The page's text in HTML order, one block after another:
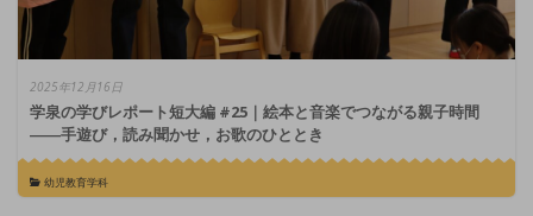
2025年12月16日
学泉の学びレポート短大編 #25｜絵本と音楽でつながる親子時間
――手遊び，読み聞かせ，お歌のひととき
幼児教育学科